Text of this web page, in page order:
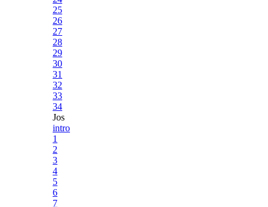
25
26
27
28
29
30
31
32
33
34
Jos
intro
1
2
3
4
5
6
7